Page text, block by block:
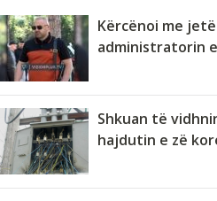
Kërcënoi me
administratorin
Shkuan të
hajdutin e zë